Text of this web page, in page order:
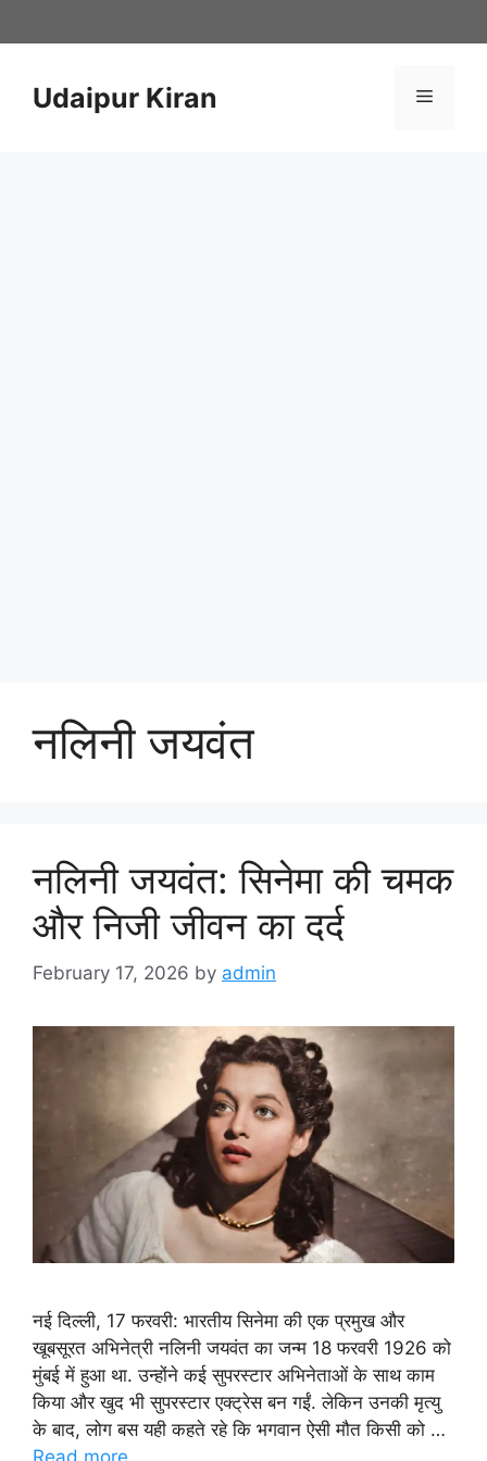
to
Udaipur Kiran Menu
नलिनी जयवंत
नलिनी जयवंत: सिनेमा की चमक
और निजी जीवन का दर्द
February 17, 2026 by admin
नई दिल्ली, 17 फरवरी: भारतीय सिनेमा की एक प्रमुख और
खूबसूरत अभिनेत्री नलिनी जयवंत का जन्म 18 फरवरी 1926 को
मुंबई में हुआ था. उन्होंने कई सुपरस्टार अभिनेताओं के साथ काम
किया और खुद भी सुपरस्टार एक्ट्रेस बन गईं. लेकिन उनकी मृत्यु
के बाद, लोग बस यही कहते रहे कि भगवान ऐसी मौत किसी को …